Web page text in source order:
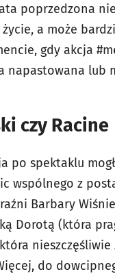
poprzedzona
a może
gdy akcja
napastowana lub
czy Racine
po spektaklu
wspólnego z
Barbary
Dorotą (która
do